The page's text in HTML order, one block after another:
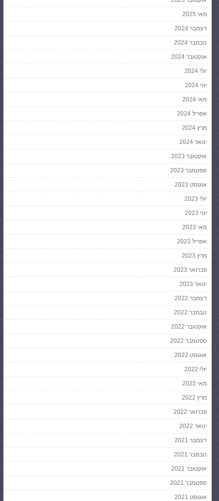
מאי 2025
דצמבר 2024
נובמבר 2024
אוקטובר 2024
יולי 2024
יוני 2024
מאי 2024
אפריל 2024
מרץ 2024
ינואר 2024
אוקטובר 2023
ספטמבר 2023
אוגוסט 2023
יולי 2023
יוני 2023
מאי 2023
אפריל 2023
מרץ 2023
פברואר 2023
ינואר 2023
דצמבר 2022
נובמבר 2022
אוקטובר 2022
ספטמבר 2022
אוגוסט 2022
יולי 2022
מאי 2022
מרץ 2022
פברואר 2022
ינואר 2022
דצמבר 2021
נובמבר 2021
אוקטובר 2021
ספטמבר 2021
אוגוסט 2021